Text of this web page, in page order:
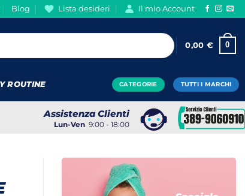
Blog Lista desideri Il mio Account
0,00 € 0
ROUTINE CATEGORIE TUTTI I MARCHI
Assistenza Clienti
Lun-Ven 9:00 - 18:00